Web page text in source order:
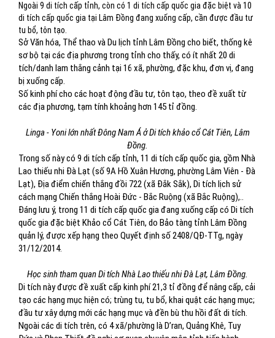
Ngoài 9 di tích cấp tỉnh, còn có 1 di tích cấp quốc gia đặc biệt và 10
di tích cấp quốc gia tại Lâm Đồng đang xuống cấp, cần được đầu tư
tu bổ, tôn tạo.
Sở Văn hóa, Thể thao và Du lịch tỉnh Lâm Đồng cho biết, thống kê
sơ bộ tại các địa phương trong tỉnh cho thấy, có ít nhất 20 di
tích/danh lam thắng cảnh tại 16 xã, phường, đặc khu, đơn vị, đang
bị xuống cấp.
Số kinh phí cho các hoạt động đầu tư, tôn tạo, theo đề xuất từ
các địa phương, tạm tính khoảng hơn 145 tỉ đồng.
Linga - Yoni lớn nhất Đông Nam Á ở Di tích khảo cổ Cát Tiên, Lâm
Đồng.
Trong số này có 9 di tích cấp tỉnh, 11 di tích cấp quốc gia, gồm Nhà
Lao thiếu nhi Đà Lạt (số 9A Hồ Xuân Hương, phường Lâm Viên - Đà
Lạt), Địa điểm chiến thắng đồi 722 (xã Đắk Sắk), Di tích lịch sử
cách mạng Chiến thắng Hoài Đức - Bắc Ruộng (xã Bắc Ruộng),..
Đáng lưu ý, trong 11 di tích cấp quốc gia đang xuống cấp có Di tích
quốc gia đặc biệt Khảo cổ Cát Tiên, do Bảo tàng tỉnh Lâm Đồng
quản lý, được xếp hạng theo Quyết định số 2408/QĐ-TTg, ngày
31/12/2014.
Học sinh tham quan Di tích Nhà Lao thiếu nhi Đà Lạt, Lâm Đồng.
Di tích này được đề xuất cấp kinh phí 21,3 tỉ đồng để nâng cấp, cải
tạo các hạng mục hiện có; trùng tu, tu bổ, khai quật các hạng mục;
đầu tư xây dựng mới các hạng mục và đền bù thu hồi đất di tích.
Ngoài các di tích trên, có 4 xã/phường là D’ran, Quảng Khê, Tuy